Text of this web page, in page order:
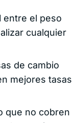
entre el peso
cualquier
de cambio
mejores tasas
que no cobren